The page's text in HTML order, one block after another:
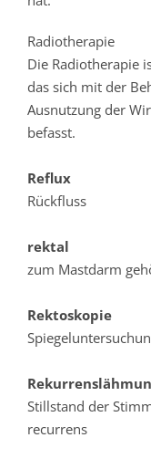
Radiotherapie
Die Radiotherapie
das sich mit der
Ausnutzung der
befasst.
Reflux
Rückfluss
rektal
zum Mastdarm
Rektoskopie
Stillstand der
recurrens